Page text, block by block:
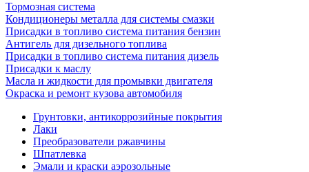
Тормозная система
Кондиционеры металла для системы смазки
Присадки в топливо система питания бензин
Антигель для дизельного топлива
Присадки в топливо система питания дизель
Присадки к маслу
Масла и жидкости для промывки двигателя
Окраска и ремонт кузова автомобиля
Грунтовки, антикоррозийные покрытия
Лаки
Преобразователи ржавчины
Шпатлевка
Эмали и краски аэрозольные